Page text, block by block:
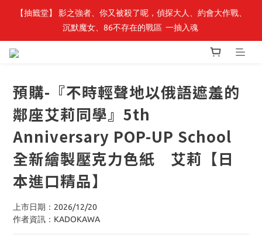
最新開賣🔥「全知讀者視角」 周邊商品
【抽籤堂】 影之強者、你又被殺了呢，偵探大人、約會大作戰、
沉默魔女、86不存在的戰區  一抽入魂
預購-『不時輕聲地以俄語遮羞的
鄰座艾莉同學』5th
Anniversary POP-UP School
全新繪製壓克力色紙 艾莉【日
本進口精品】
上市日期：2026/12/20
作者資訊：KADOKAWA